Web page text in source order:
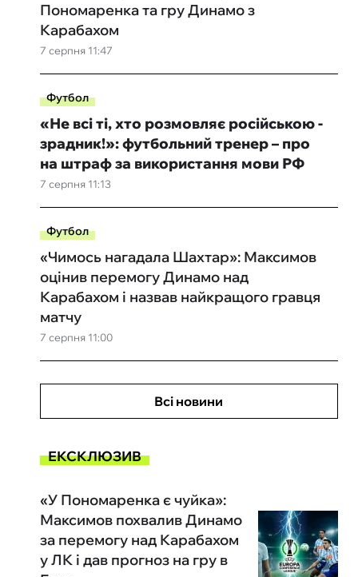
7 серпня 11:47
Пономаренка та гру Динамо з
Карабахом
Футбол
7 серпня 11:13
«Не всі ті, хто розмовляє російською -
зрадник!»: футбольний тренер – про
на штраф за використання мови РФ
Футбол
7 серпня 11:00
«Чимось нагадала Шахтар»: Максимов
оцінив перемогу Динамо над
Карабахом і назвав найкращого гравця
матчу
Всі новини
ЕКСКЛЮЗИВ
«У Пономаренка є чуйка»:
Максимов похвалив Динамо
за перемогу над Карабахом
у ЛК і дав прогноз на гру в